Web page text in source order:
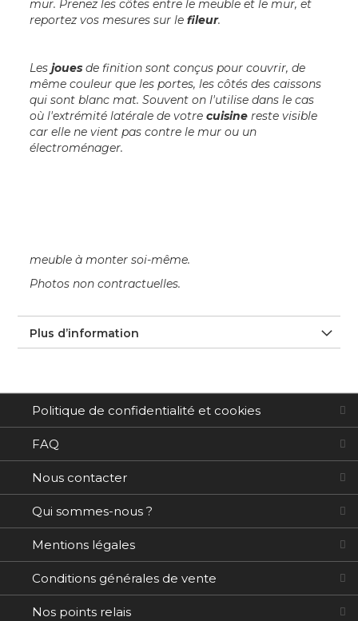
mur. Prenez les côtes entre le meuble et le mur, et
reportez vos mesures sur lefileur.
Lesjoues de finition sont conçus pour couvrir, de
même couleur que les portes, les côtés des caissons
qui sont blanc mat. Souvent on l'utilise dans le cas
où l'extrémité latérale de votrecuisine reste visible
car elle ne vient pas contre le mur ou un
électroménager.
meuble à monter soi-même.
Photos non contractuelles.
Plus d’information
Politique de confidentialité et cookies
FAQ
Nous contacter
Qui sommes-nous ?
Mentions légales
Conditions générales de vente
Nos points relais